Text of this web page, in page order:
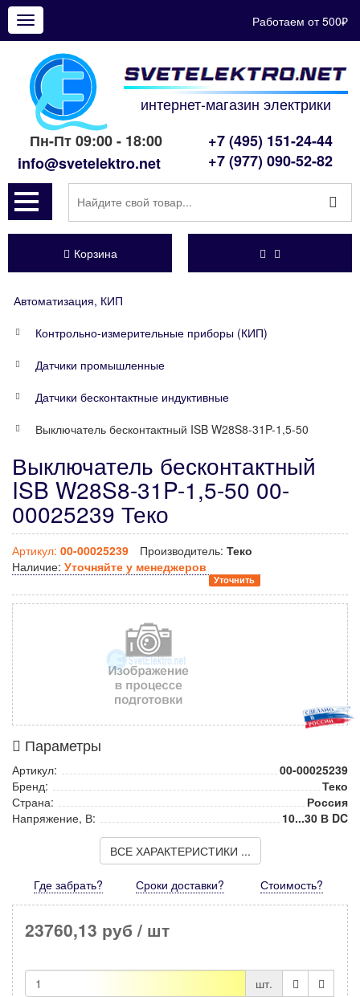
Показать
меню
Работаем от 500₽
интернет-магазин электрики
Пн-Пт 09:00 - 18:00
info@svetelektro.net
+7 (495) 151-24-44
+7 (977) 090-52-82
Корзина
Автоматизация, КИП
Контрольно-измерительные приборы (КИП)
Датчики промышленные
Датчики бесконтактные индуктивные
Выключатель бесконтактный ISB W28S8-31P-1,5-50
Выключатель бесконтактный
ISB W28S8-31P-1,5-50 00-
00025239 Теко
Артикул: 00-00025239 Производитель: Теко
Наличие: Уточняйте у менеджеров
Уточнить
Параметры
Артикул:
00-00025239
Бренд:
Теко
Страна:
Россия
Напряжение, В:
10...30 В DC
ВСЕ ХАРАКТЕРИСТИКИ ...
Где забрать? Сроки доставки? Стоимость?
23760,13 руб / шт
шт.